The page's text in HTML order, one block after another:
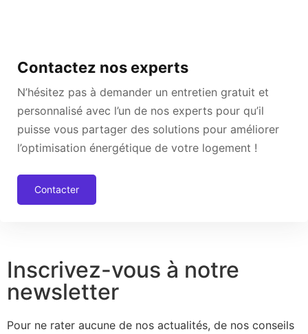
Contactez nos experts
N’hésitez pas à demander un entretien gratuit et
personnalisé avec l’un de nos experts pour qu’il
puisse vous partager des solutions pour améliorer
l’optimisation énergétique de votre logement !
Contacter
Inscrivez-vous à notre
newsletter
Pour ne rater aucune de nos actualités, de nos conseils